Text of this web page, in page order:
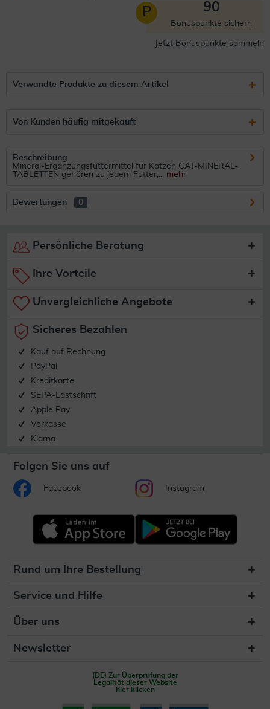
P 90
Bonuspunkte sichern
Jetzt Bonuspunkte sammeln
Verwandte Produkte zu diesem Artikel
Von Kunden häufig mitgekauft
Beschreibung
Mineral-Ergänzungsfuttermittel für Katzen CAT-MINERAL-
TABLETTEN gehören zu jedem Futter,... mehr
Bewertungen 0
Persönliche Beratung
Ihre Vorteile
Unvergleichliche Angebote
Sicheres Bezahlen
Kauf auf Rechnung
PayPal
Kreditkarte
SEPA-Lastschrift
Apple Pay
Vorkasse
Klarna
Folgen Sie uns auf
Facebook Instagram
Rund um Ihre Bestellung
Service und Hilfe
Über uns
Newsletter
(DE) Zur Überprüfung der
Legalität dieser Website
hier klicken